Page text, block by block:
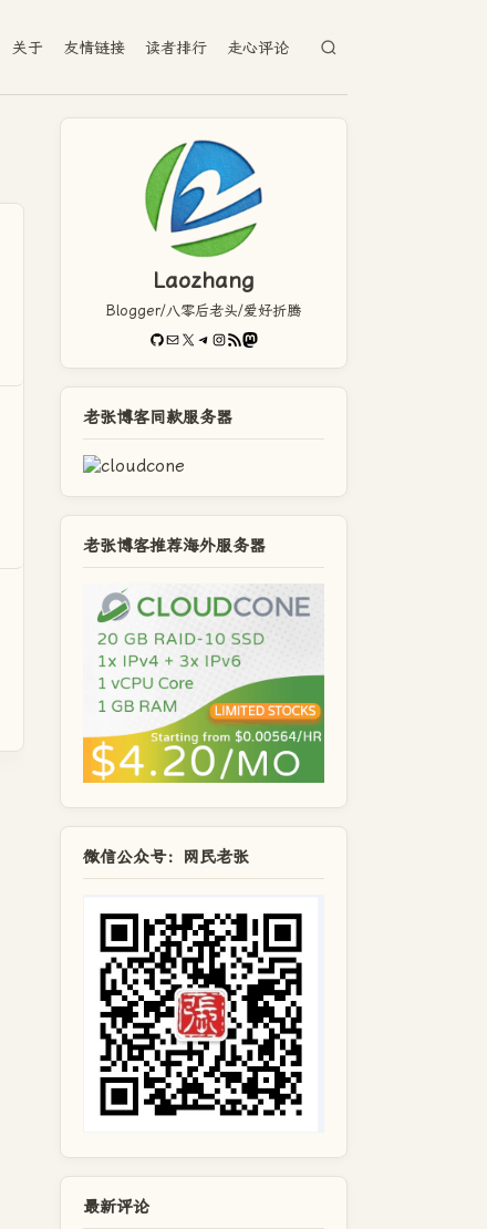
关于 友情链接 读者排行 走心评论
Laozhang
Blogger/八零后老头/爱好折腾
GitHub
电子邮件X Telegram
Instagram
RSS FeedMastodon
老张博客同款服务器
老张博客推荐海外服务器
微信公众号：网民老张
最新评论